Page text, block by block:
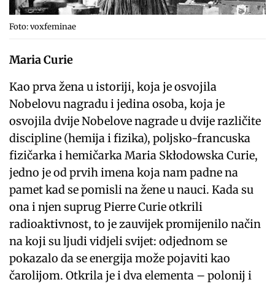
Foto: voxfeminae
Maria Curie
Kao prva žena u istoriji, koja je osvojila
Nobelovu nagradu i jedina osoba, koja je
osvojila dvije Nobelove nagrade u dvije različite
discipline (hemija i fizika), poljsko-francuska
fizičarka i hemičarka Maria Skłodowska Curie,
jedno je od prvih imena koja nam padne na
pamet kad se pomisli na žene u nauci. Kada su
ona i njen suprug Pierre Curie otkrili
radioaktivnost, to je zauvijek promijenilo način
na koji su ljudi vidjeli svijet: odjednom se
pokazalo da se energija može pojaviti kao
čarolijom. Otkrila je i dva elementa – polonij i